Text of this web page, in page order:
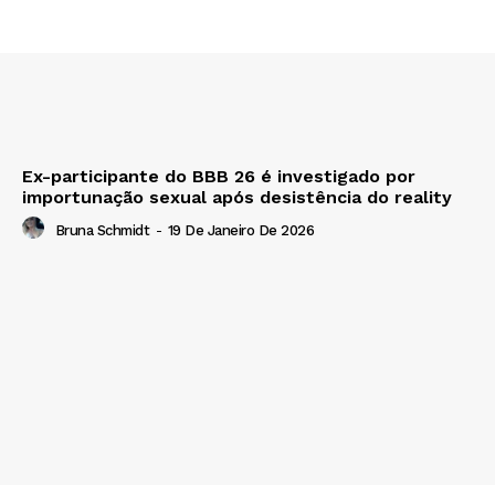
Ex-participante do BBB 26 é investigado por
importunação sexual após desistência do reality
Bruna Schmidt - 19 De Janeiro De 2026